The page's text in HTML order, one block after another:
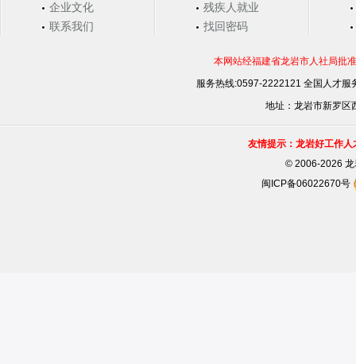
企业文化
联系我们
残疾人就业
找回密码
本网站经福建省龙岩市人社局批
服务热线:0597-2222121 全国人才
地址：龙岩市新罗区
友情提示：龙岩好工作
©2006-2026 龙
闽ICP备06022670号